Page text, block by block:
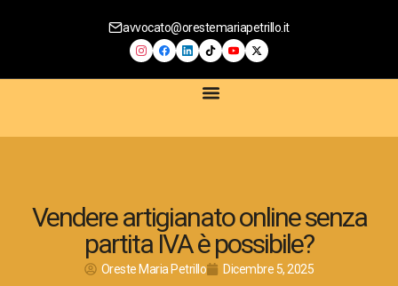
avvocato@orestemariapetrillo.it
Vendere artigianato online senza
partita IVA è possibile?
Oreste Maria Petrillo Dicembre 5, 2025